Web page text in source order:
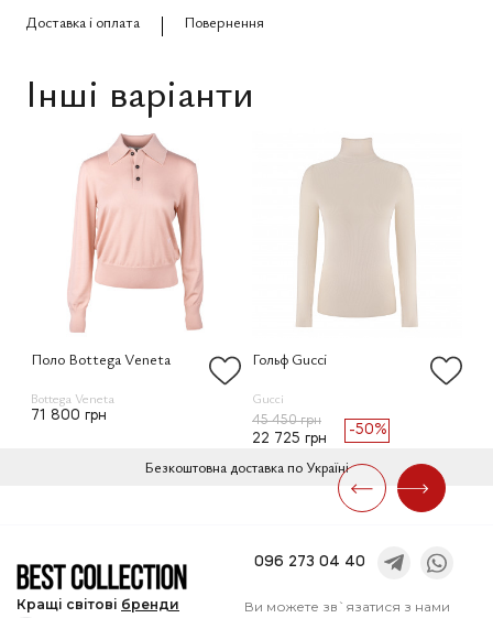
Доставка і оплата
Повернення
Інші варіанти
Поло Bottega Veneta
Bottega Veneta
71 800 грн
Гольф Gucci
Gucci
45 450 грн
22 725 грн
-50%
Безкоштовна доставка по Україні
Кращі світові бренди
096 273 04 40
Ви можете зв`язатися з нами